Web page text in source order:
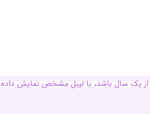
از یک سال باشد، با لیبل مشخص نمایش